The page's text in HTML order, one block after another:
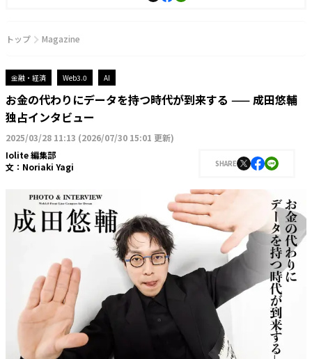
トップ Magazine
金融・経済 Web3.0 AI
お金の代わりにデータを持つ時代が到来する —— 成田悠輔
独占インタビュー
2025/03/28 11:13 (2026/07/30 15:01 更新)
Iolite 編集部
文： Noriaki Yagi SHARE